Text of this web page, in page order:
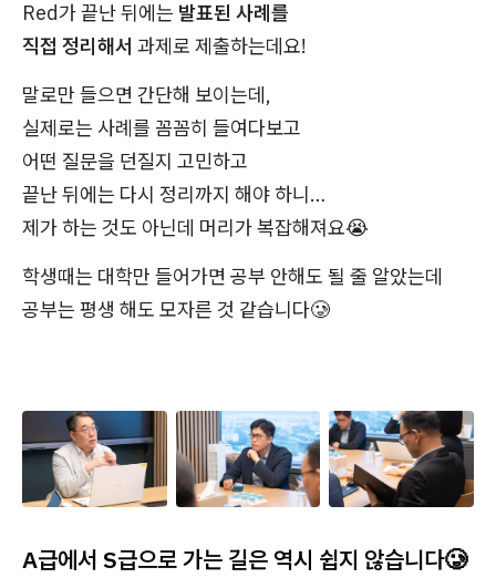
Red가 끝난 뒤에는 발표된 사례를
직접 정리해서 과제로 제출하는데요!
말로만 들으면 간단해 보이는데,
실제로는 사례를 꼼꼼히 들여다보고
어떤 질문을 던질지 고민하고
끝난 뒤에는 다시 정리까지 해야 하니…
제가 하는 것도 아닌데 머리가 복잡해져요😭
학생때는 대학만 들어가면 공부 안해도 될 줄 알았는데
공부는 평생 해도 모자른 것 같습니다🥲
A급에서 S급으로 가는 길은 역시 쉽지 않습니다🥲